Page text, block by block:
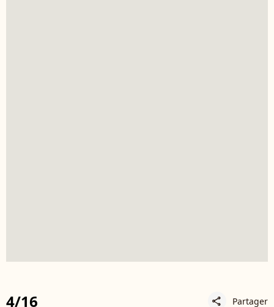
4/16 share Partager